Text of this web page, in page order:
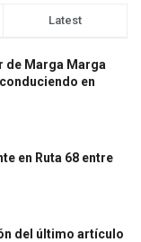
Latest
de Marga Marga
en
en Ruta 68 entre
del último artículo